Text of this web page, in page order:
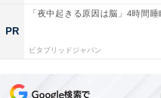
PR
「夜中起きる原因は脳」4時間睡
ビタブリッドジャパン